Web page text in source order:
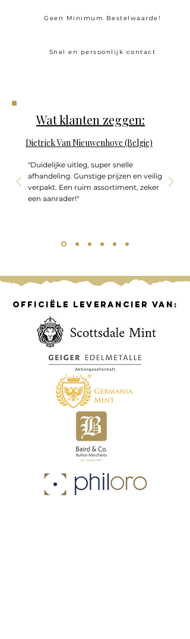
Geen Minimum Bestelwaarde!
Snel en persoonlijk contact
Wat klanten zeggen:
Dietriek Van Nieuwenhove (Belgie)
"Duidelijke uitleg, super snelle
afhandeling. Gunstige prijzen en veilig
verpakt. Een ruim assortiment, zeker
een aanrader!"
officiële leverancier van: